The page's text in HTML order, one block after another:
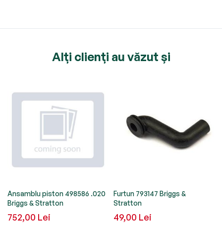
Alți clienți au văzut și
Ansamblu piston 498586 .020
Briggs & Stratton
752,00 Lei
Furtun 793147 Briggs &
Stratton
49,00 Lei